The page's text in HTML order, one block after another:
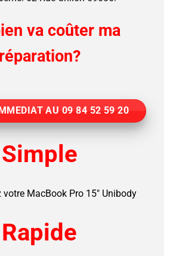
va coûter ma
réparation?
AU 09 84 52 59 20
Simple
votre MacBook Pro 15″ Unibody
Rapide